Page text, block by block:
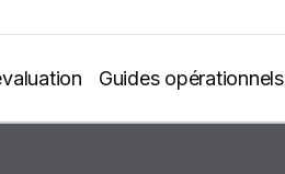
Guides opérationnels